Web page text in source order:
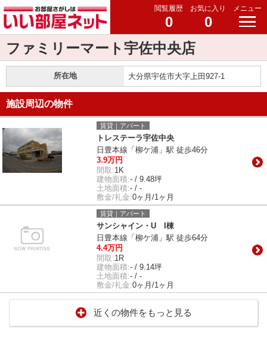
閲覧履歴
0
お気に入り
0
メニュー
ファミリーマート宇佐中央店
所在地 大分県宇佐市大字上田927-1
施設周辺の物件
賃貸｜アパート
トレステーラ宇佐中央
日豊本線「柳ケ浦」駅 徒歩46分
3.9万円
間取:1K
建物面積:- / 9.48坪
土地面積:- / -
敷金/礼金:0ヶ月/1ヶ月
賃貸｜アパート
サンシャイン・U I棟
日豊本線「柳ケ浦」駅 徒歩64分
4.4万円
間取:1R
建物面積:- / 9.14坪
土地面積:- / -
敷金/礼金:0ヶ月/1ヶ月
近くの物件をもっと見る